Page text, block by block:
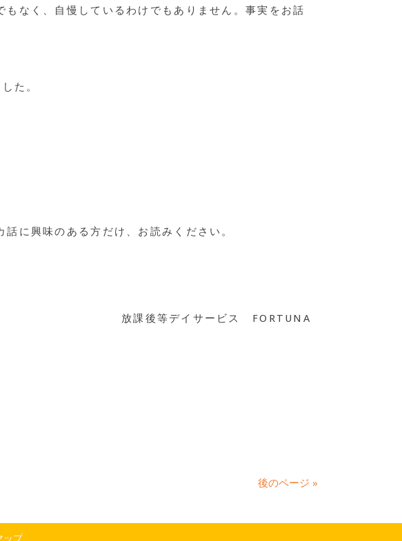
なく、自慢しているわけでもありません。事実をお話
た。
に興味のある方だけ、お読みください。
放課後等デイサービス FORTUNA
後のページ »
ップ